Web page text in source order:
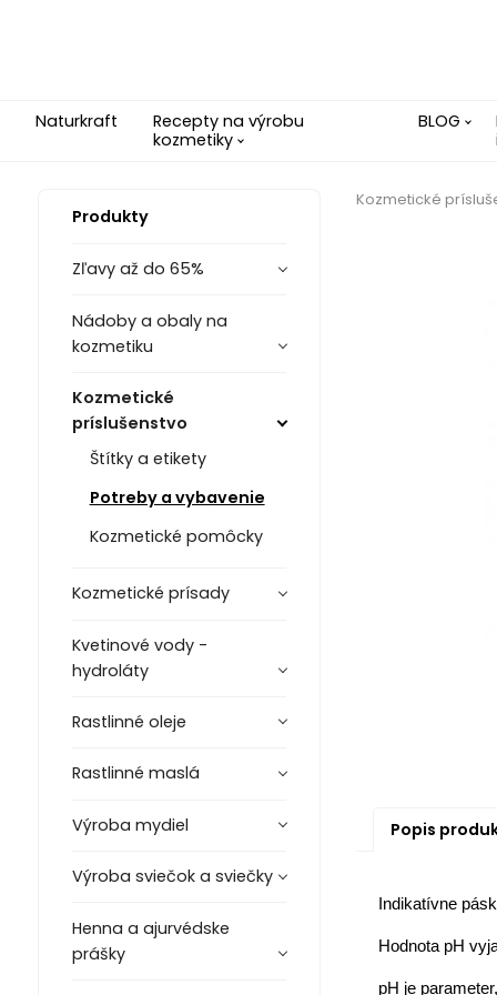
Naturkraft
Recepty na výrobu
kozmetiky
BLOG
Produkty
Zľavy až do 65%
Nádoby a obaly na
kozmetiku
Kozmetické
príslušenstvo
Štítky a etikety
Potreby a vybavenie
Kozmetické pomôcky
Kozmetické prísady
Kvetinové vody -
hydroláty
Rastlinné oleje
Rastlinné maslá
Výroba mydiel
Výroba sviečok a sviečky
Henna a ajurvédske
prášky
Kozmetické
Popis
Indikatívne
Hodnota pH
pH je